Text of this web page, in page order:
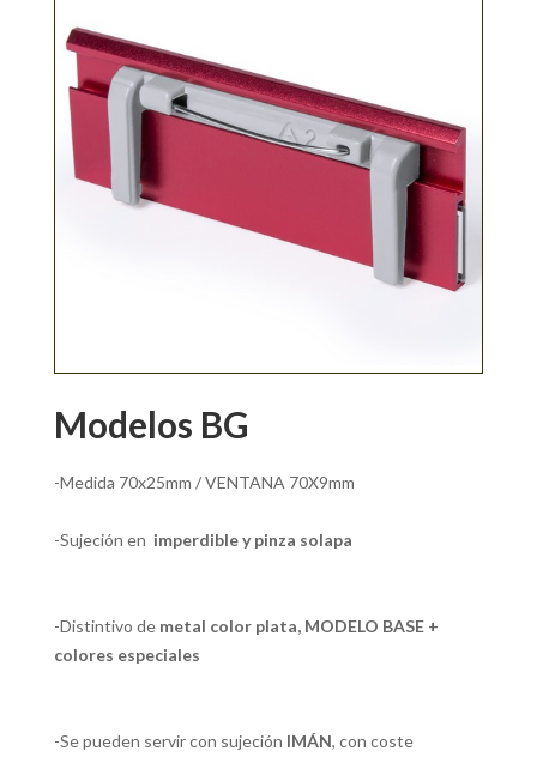
Modelos BG
-Medida 70x25mm / VENTANA 70X9mm
-Sujeción en imperdible y pinza solapa
-Distintivo de metal color plata, MODELO BASE +
colores especiales
-Se pueden servir con sujeción IMÁN, con coste